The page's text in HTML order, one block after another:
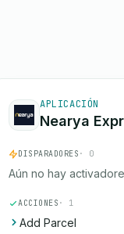
APLICACIÓN
Nearya
DISPARADORES · 0
Aún no hay
ACCIONES · 1
Add Parcel